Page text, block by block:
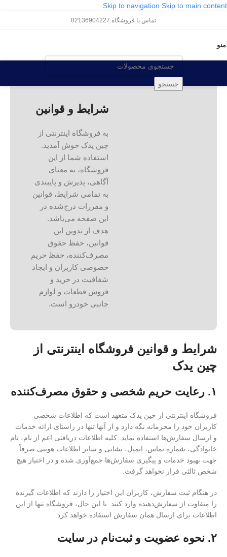
Skip to navigation Skip to main content
تماس با فروشگاه 02136904227
منو
جستجو
شرایط و قوانین
به فروشگاه اینترنتی از
چین یدک خوش آمدید.
استفاده شما از این
فروشگاه، به معنای
آگاهی، پذیرش و پایبندی
به تمامی شرایط، قوانین
و مقررات درج‌شده در
این صفحه می‌باشد.
هدف از تدوین این
قوانین، حفظ حقوق
مصرف‌کننده، حفظ حریم
خصوصی کاربران و ایجاد
شفافیت در خرید و
فروش قطعات و لوازم
جانبی خودرو است.
شرایط و قوانین فروشگاه اینترنتی از
چین یدک
۱. رعایت حریم شخصی و حقوق مصرف‌کننده
فروشگاه اینترنتی از چین یدک متعهد است که اطلاعات شخصی
کاربران خود را محرمانه نگه دارد و از آنها تنها در راستای ارائه خدمات
و ارسال سفارش‌ها استفاده نماید. کلیه اطلاعات دریافتی اعم از نام، نام
خانوادگی، شماره تماس، ایمیل، نشانی و سایر اطلاعات هویتی صرفاً
جهت بهبود خدمات و پیگیری سفارش‌ها جمع‌آوری شده و در اختیار هیچ
شخص ثالثی قرار نخواهد گرفت.
در هنگام ثبت سفارش، کاربران این اختیار را دارند که اطلاعات گیرنده
را متفاوت از سفارش‌دهنده وارد کنند. با این حال، فروشگاه تنها از این
اطلاعات برای ارسال همان سفارش استفاده خواهد کرد.
۲. نحوه عضویت و ثبت‌نام در سایت